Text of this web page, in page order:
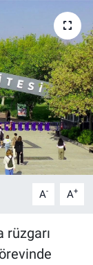
A- A+
rüzgarı